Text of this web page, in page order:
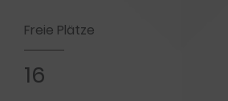
Freie Plätze
16